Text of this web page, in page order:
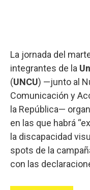
La jornada del
integrantes de la
(UNCU) —junto al
Comunicación y
la República—
en las que habrá
la discapacidad
spots de la
con las